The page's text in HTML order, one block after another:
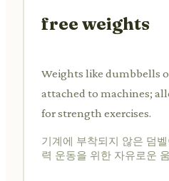
free weights
Weights like dumbbells
attached to machines;
for strength exercises.
기계에 부착되지 않은 덤
력 운동을 위한 자유로운